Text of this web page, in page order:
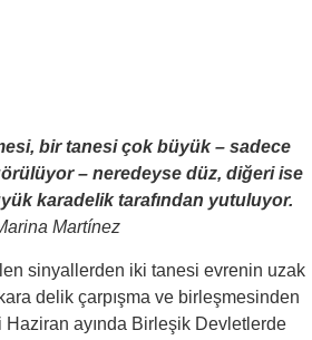
bir tanesi çok büyük – sadece
– neredeyse düz, diğeri ise
karadelik tarafından yutuluyor.
Martínez
sinyallerden iki tanesi evrenin uzak
delik çarpışma ve birleşmesinden
ayında Birleşik Devletlerde